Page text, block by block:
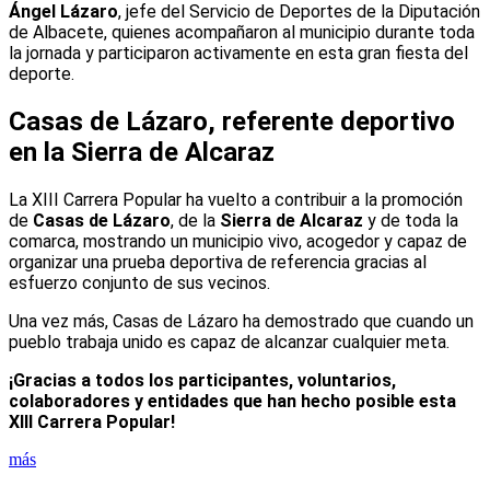
Ángel Lázaro, jefe del Servicio de Deportes de la Diputación
de Albacete, quienes acompañaron al municipio durante toda
la jornada y participaron activamente en esta gran fiesta del
deporte.
Casas de Lázaro, referente deportivo
en la Sierra de Alcaraz
La XIII Carrera Popular ha vuelto a contribuir a la promoción
de Casas de Lázaro, de la Sierra de Alcaraz y de toda la
comarca, mostrando un municipio vivo, acogedor y capaz de
organizar una prueba deportiva de referencia gracias al
esfuerzo conjunto de sus vecinos.
Una vez más, Casas de Lázaro ha demostrado que cuando un
pueblo trabaja unido es capaz de alcanzar cualquier meta.
¡Gracias a todos los participantes, voluntarios,
colaboradores y entidades que han hecho posible esta
XIII Carrera Popular!
más